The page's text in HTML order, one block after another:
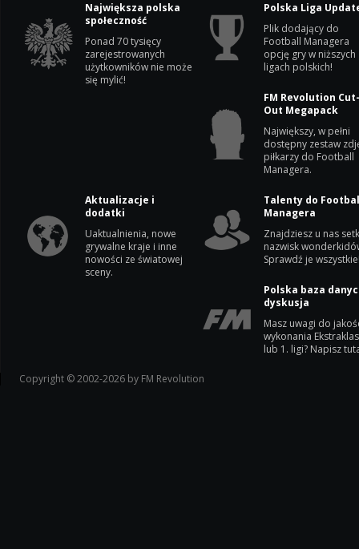
Największa polska
społeczność
Ponad 70 tysięcy
zarejestrowanych
użytkowników nie może
się mylić!
Polska Liga
Plik dodający do
Football Managera
opcję gry w niższych
ligach polskich!
FM Revolution
Out Megapack
Największy, w pełni
dostępny zestaw
piłkarzy do Football
Managera.
Aktualizacje i
dodatki
Uaktualnienia, nowe
grywalne kraje i inne
nowości ze światowej
sceny.
Talenty do
Managera
Znajdziesz u nas
nazwisk
Sprawdź je
Polska baza
dyskusja
Masz uwagi do
wykonania
lub 1. ligi? Napisz
Copyright © 2002-2026 by FM Revolution